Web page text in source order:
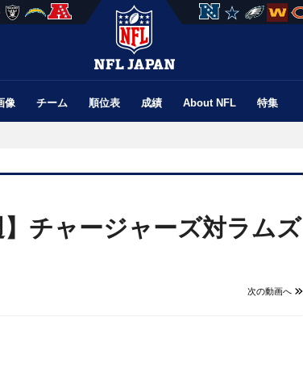
像 チーム 順位表 成績 About NFL 特集
】チャージャーズ対ラムズ
次の動画へ